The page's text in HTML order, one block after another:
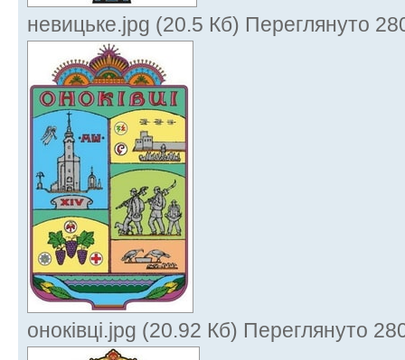
невицьке.jpg (20.5 Кб) Переглянуто
оноківці.jpg (20.92 Кб) Переглянуто